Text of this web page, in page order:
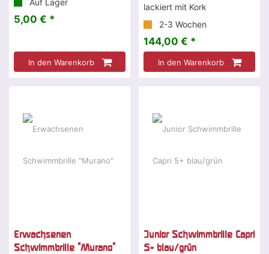
Auf Lager
5,00 € *
In den Warenkorb
lackiert mit Kork
2-3 Wochen
144,00 € *
In den Warenkorb
Erwachsenen
Schwimmbrille "Murano"
Junior Schwimmbrille Capri
5+ blau/grün